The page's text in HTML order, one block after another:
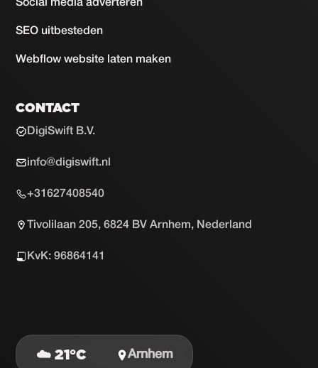
Social media adverteren
SEO uitbesteden
Webflow website laten maken
CONTACT
DigiSwift B.V.
info@digiswift.nl
+31627408540
Tivolilaan 205, 6824 BV Arnhem, Nederland
KvK: 96864141
☁️ 21°C Arnhem